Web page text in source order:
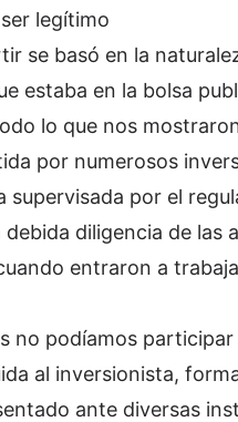
legítimo
se basó en la
estaba en la bolsa
lo que nos
por numerosos
por el
diligencia de las
entraron a
no podíamos
al inversionista,
ante diversas